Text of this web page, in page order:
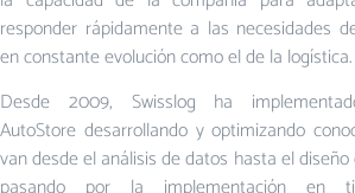
responder rápidamente a las necesidades
en constante evolución como el de la logística.
Desde 2009, Swisslog ha
AutoStore desarrollando y optimizando
van desde el análisis de datos hasta el diseño